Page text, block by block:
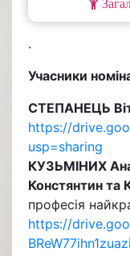
.
Учасники
СТЕПАНЕЦЬ
https://
usp=sharing
КУЗЬМІНИХ
Констянтин
професія
https://